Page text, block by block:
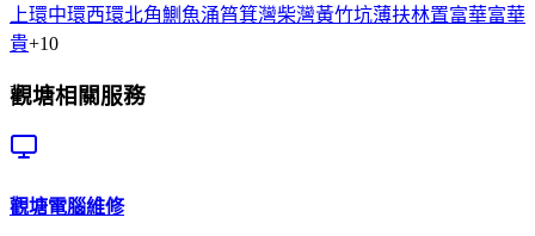
上環中環西環北角鰂魚涌筲箕灣柴灣黃竹坑薄扶林置富華富華
貴+10
觀塘相關服務
觀塘電腦維修